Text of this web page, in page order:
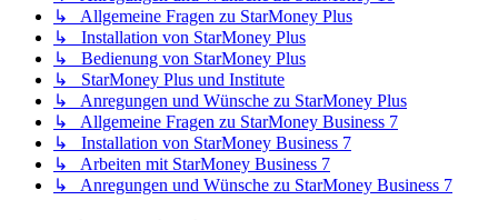
↳ Allgemeine Fragen zu StarMoney Plus
↳ Installation von StarMoney Plus
↳ Bedienung von StarMoney Plus
↳ StarMoney Plus und Institute
↳ Anregungen und Wünsche zu StarMoney Plus
↳ Allgemeine Fragen zu StarMoney Business 7
↳ Installation von StarMoney Business 7
↳ Arbeiten mit StarMoney Business 7
↳ Anregungen und Wünsche zu StarMoney Business 7